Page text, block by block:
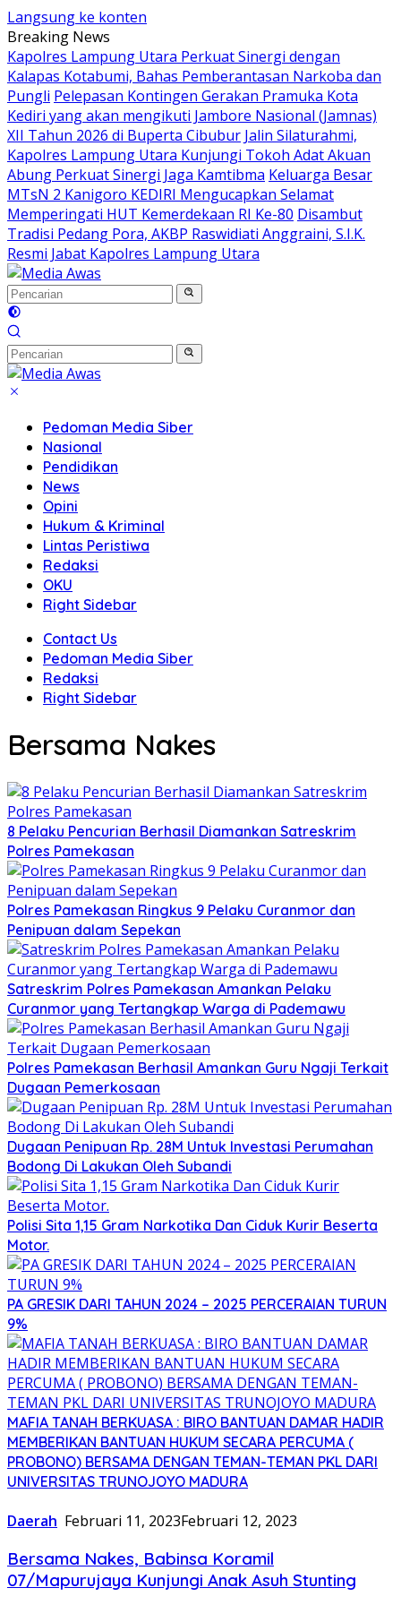
Langsung ke konten
Breaking News
Kapolres Lampung Utara Perkuat Sinergi dengan
Kalapas Kotabumi, Bahas Pemberantasan Narkoba dan
Pungli Pelepasan Kontingen Gerakan Pramuka Kota
Kediri yang akan mengikuti Jambore Nasional (Jamnas)
XII Tahun 2026 di Buperta Cibubur Jalin Silaturahmi,
Kapolres Lampung Utara Kunjungi Tokoh Adat Akuan
Abung Perkuat Sinergi Jaga Kamtibma Keluarga Besar
MTsN 2 Kanigoro KEDIRI Mengucapkan Selamat
Memperingati HUT Kemerdekaan RI Ke-80 Disambut
Tradisi Pedang Pora, AKBP Raswidiati Anggraini, S.I.K.
Resmi Jabat Kapolres Lampung Utara
Pedoman Media Siber
Nasional
Pendidikan
News
Opini
Hukum & Kriminal
Lintas Peristiwa
Redaksi
OKU
Right Sidebar
Contact Us
Pedoman Media Siber
Redaksi
Right Sidebar
Bersama Nakes
8 Pelaku Pencurian Berhasil Diamankan Satreskrim
Polres Pamekasan
Polres Pamekasan Ringkus 9 Pelaku Curanmor dan
Penipuan dalam Sepekan
Satreskrim Polres Pamekasan Amankan Pelaku
Curanmor yang Tertangkap Warga di Pademawu
Polres Pamekasan Berhasil Amankan Guru Ngaji Terkait
Dugaan Pemerkosaan
Dugaan Penipuan Rp. 28M Untuk Investasi Perumahan
Bodong Di Lakukan Oleh Subandi
Polisi Sita 1,15 Gram Narkotika Dan Ciduk Kurir Beserta
Motor.
PA GRESIK DARI TAHUN 2024 – 2025 PERCERAIAN TURUN
9%
MAFIA TANAH BERKUASA : BIRO BANTUAN DAMAR HADIR
MEMBERIKAN BANTUAN HUKUM SECARA PERCUMA (
PROBONO) BERSAMA DENGAN TEMAN-TEMAN PKL DARI
UNIVERSITAS TRUNOJOYO MADURA
Daerah Februari 11, 2023Februari 12, 2023
Bersama Nakes, Babinsa Koramil
07/Mapurujaya Kunjungi Anak Asuh Stunting